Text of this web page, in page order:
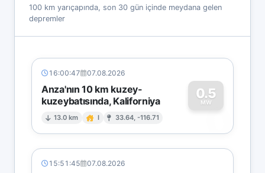
100 km yarıçapında, son 30 gün içinde meydana gelen
depremler
16:00:47 07.08.2026
Anza'nın 10 km kuzey-
kuzeybatısında, Kaliforniya
13.0 km I 33.64, -116.71
0.5
MW
0
15:51:45 07.08.2026